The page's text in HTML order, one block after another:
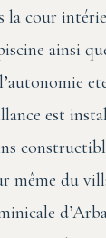
cour
ainsi
est
même du